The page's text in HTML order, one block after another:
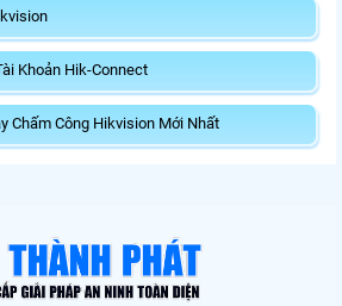
Khoản Hik-Connect
Chấm Công Hikvision Mới Nhất